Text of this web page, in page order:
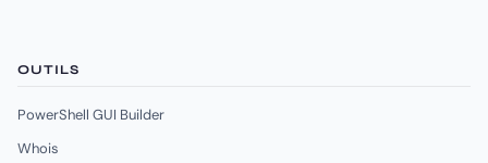
OUTILS
PowerShell GUI Builder
Whois